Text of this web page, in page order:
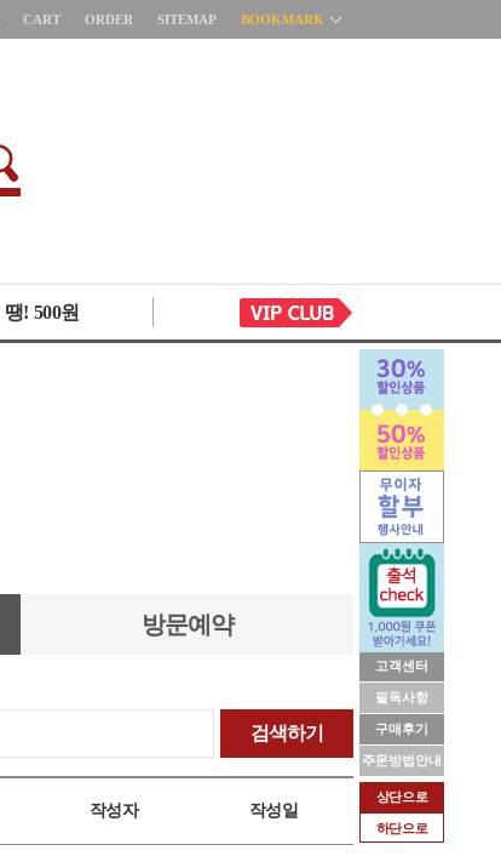
고객센터
필독사항
구매후기
주문방법안내
상단으로
하단으로
CART ORDER SITEMAP BOOKMARK
땡! 500원
방문예약
검색하기
작성자 작성일